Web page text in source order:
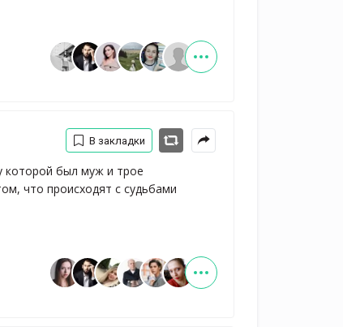
которой был муж и трое
что происходят с судьбами
В закладки